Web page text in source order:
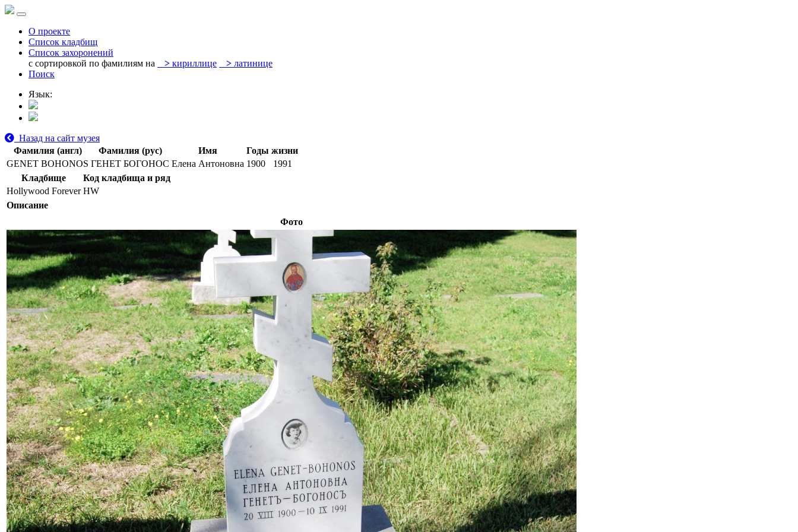
О проекте
Список кладбищ
Список захоронений
с сортировкой по фамилиям на
> кириллице > латинице
Поиск
Язык:
Назад на сайт музея
Фамилия (англ)
Фамилия (рус) Имя
Годы жизни
GENET BOHONOS ГЕНЕТ БОГОНОС Елена Антоновна 1900
1991
Кладбище
Код кладбища и ряд
Hollywood Forever HW
Описание
Фото